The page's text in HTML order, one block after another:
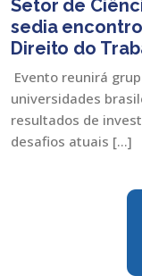
Setor de
sedia
Direito do
Evento reunirá
universidades
resultados de
desafios atuais […]